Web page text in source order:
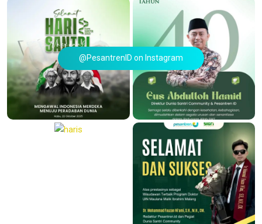
@PesantrenID on Instagram